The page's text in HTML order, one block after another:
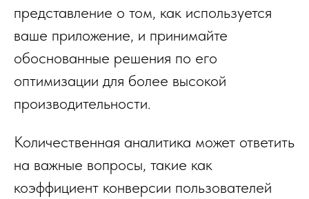
представление о том, как используется
ваше приложение, и принимайте
обоснованные решения по его
оптимизации для более высокой
производительности.
Количественная аналитика может ответить
на важные вопросы, такие как
коэффициент конверсии пользователей